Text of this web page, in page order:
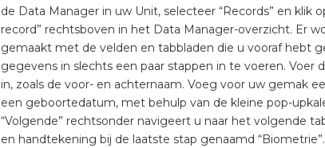
de Data Manager in uw Unit, selecteer “Records” en klik
record” rechtsboven in het Data Manager-overzicht. Er
gemaakt met de velden en tabbladen die u vooraf hebt
gegevens in slechts een paar stappen in te voeren. Voer
in, zoals de voor- en achternaam. Voeg voor uw gemak
een geboortedatum, met behulp van de kleine pop-
“Volgende” rechtsonder navigeert u naar het volgende
en handtekening bij de laatste stap genaamd